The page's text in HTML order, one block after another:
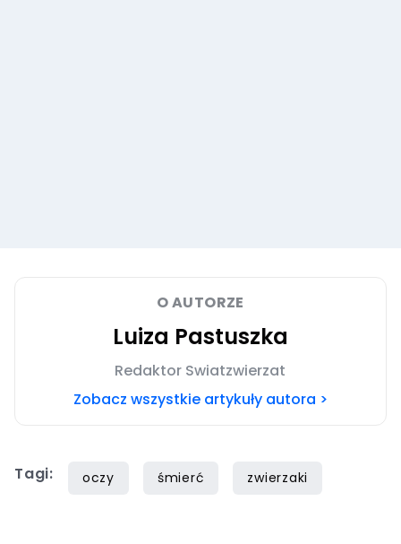
O AUTORZE
Luiza Pastuszka
Redaktor Swiatzwierzat
Zobacz wszystkie artykuły autora >
Tagi: oczy śmierć zwierzaki